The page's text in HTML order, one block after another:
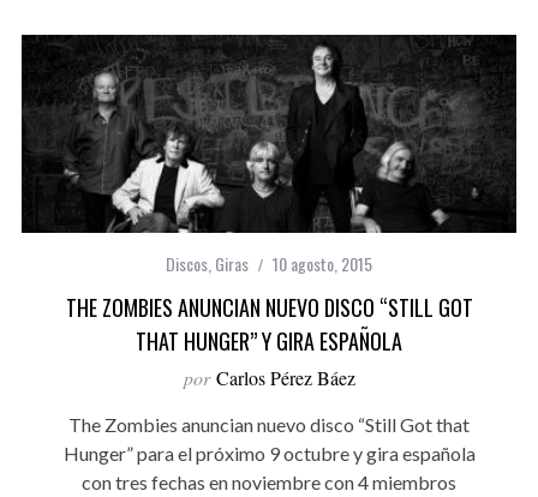
Discos Giras 10 agosto, 2015
THE ZOMBIES ANUNCIAN NUEVO DISCO “STILL GOT
THAT HUNGER” Y GIRA ESPAÑOLA
por Carlos Pérez Báez
The Zombies anuncian nuevo disco “Still Got that
Hunger” para el próximo 9 octubre y gira española
con tres fechas en noviembre con 4 miembros